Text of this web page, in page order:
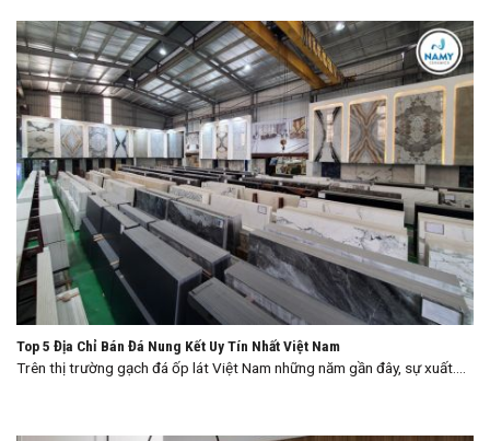
Top 5 Địa Chỉ Bán Đá Nung Kết Uy Tín Nhất Việt Nam
Trên thị trường gạch đá ốp lát Việt Nam những năm gần đây, sự xuất....